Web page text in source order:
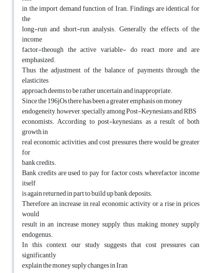
in the import demand function of Iran. Findings are identical for
the
long-run and short-run analysis. Generally, the effects of the
income
factor-theough the active variable- do react more and are
emphasized.
Thus, the adjustment of the balance of payments through the
elasticites
approach deems to be rather uncertain and inappropriate.
Since the 196jOs there has been a greater emphasis on money
endogeneity, however, specially among Post-Keynesians and RBS
economists. According to post-keynesians, as a result of both
growth in
real economic activities, and cost pressures, there would be greater
for
bank credits.
Bank credits are used to pay for factor costs, wherefactor income
itself ,
is again returned in part to build up bank deposits.
Therefore an increase in real economic activity or a rise in prices
would
result in an increase money supply, thus making money supply
endogenus.
In this context, our study suggests that cost pressures can
significantly
explain the money suply changes in Iran